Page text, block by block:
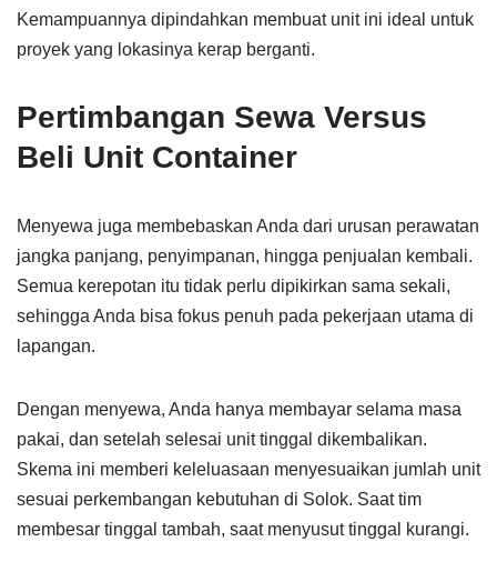
Kemampuannya dipindahkan membuat unit ini ideal untuk
proyek yang lokasinya kerap berganti.
Pertimbangan Sewa Versus
Beli Unit Container
Menyewa juga membebaskan Anda dari urusan perawatan
jangka panjang, penyimpanan, hingga penjualan kembali.
Semua kerepotan itu tidak perlu dipikirkan sama sekali,
sehingga Anda bisa fokus penuh pada pekerjaan utama di
lapangan.
Dengan menyewa, Anda hanya membayar selama masa
pakai, dan setelah selesai unit tinggal dikembalikan.
Skema ini memberi keleluasaan menyesuaikan jumlah unit
sesuai perkembangan kebutuhan di Solok. Saat tim
membesar tinggal tambah, saat menyusut tinggal kurangi.